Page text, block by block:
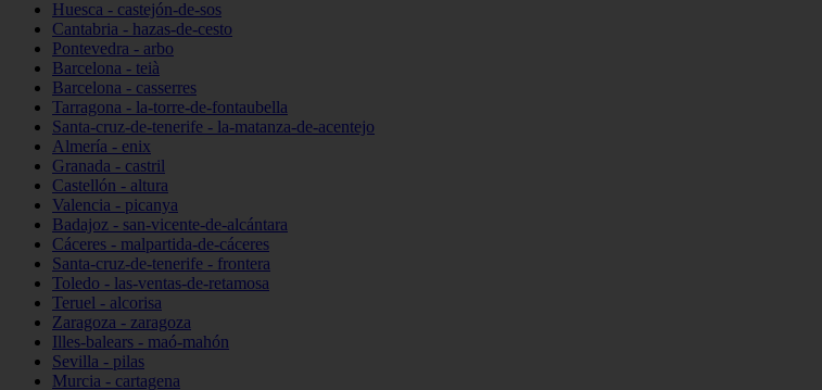
Huesca - castejón-de-sos
Cantabria - hazas-de-cesto
Pontevedra - arbo
Barcelona - teià
Barcelona - casserres
Tarragona - la-torre-de-fontaubella
Santa-cruz-de-tenerife - la-matanza-de-acentejo
Almería - enix
Granada - castril
Castellón - altura
Valencia - picanya
Badajoz - san-vicente-de-alcántara
Cáceres - malpartida-de-cáceres
Santa-cruz-de-tenerife - frontera
Toledo - las-ventas-de-retamosa
Teruel - alcorisa
Zaragoza - zaragoza
Illes-balears - maó-mahón
Sevilla - pilas
Murcia - cartagena